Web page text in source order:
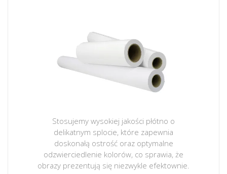
Stosujemy wysokiej jakości płótno o
delikatnym splocie, które zapewnia
doskonałą ostrość oraz optymalne
odzwierciedlenie kolorów, co sprawia, że
obrazy prezentują się niezwykle efektownie.